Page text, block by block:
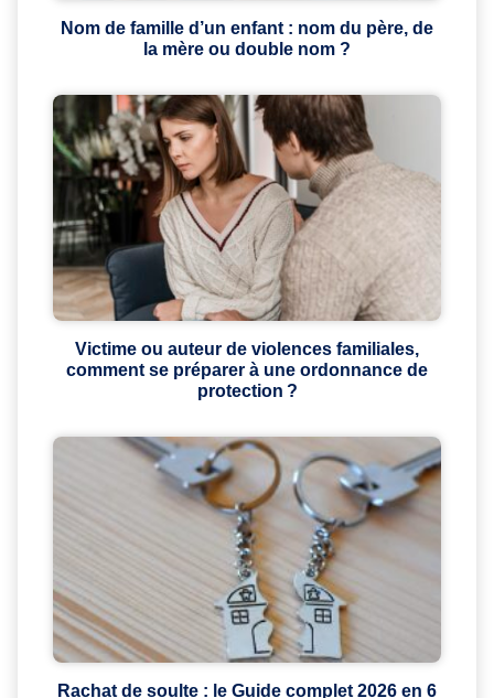
Nom de famille d’un enfant : nom du père, de
la mère ou double nom ?
Victime ou auteur de violences familiales,
comment se préparer à une ordonnance de
protection ?
Rachat de soulte : le Guide complet 2026 en 6